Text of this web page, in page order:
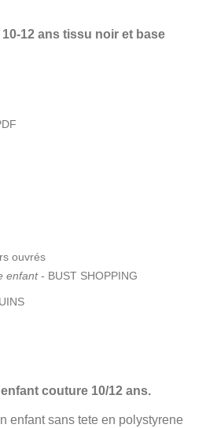
12 ans tissu noir et base
ouvrés
enfant- BUST SHOPPING
couture 10/12 ans.
enfant sans tete en polystyrene